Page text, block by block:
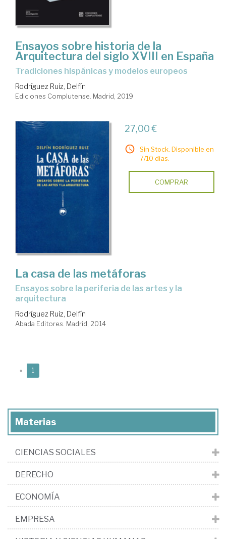
Ensayos sobre historia de la
Arquitectura del siglo XVIII en España
tradiciones hispánicas y modelos europeos
Rodríguez Ruiz, Delfín
Ediciones Complutense. Madrid, 2019
27,00 €
Sin Stock. Disponible en
7/10 días.
COMPRAR
La casa de las metáforas
ensayos sobre la periferia de las artes y la
arquitectura
Rodríguez Ruiz, Delfín
Abada Editores. Madrid, 2014
« 1
Materias
CIENCIAS SOCIALES
DERECHO
ECONOMÍA
EMPRESA